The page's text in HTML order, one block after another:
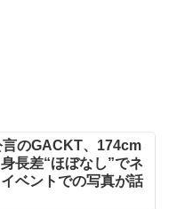
のGACKT、174cm
長差“ほぼなし”でネ
ベントでの写真が話